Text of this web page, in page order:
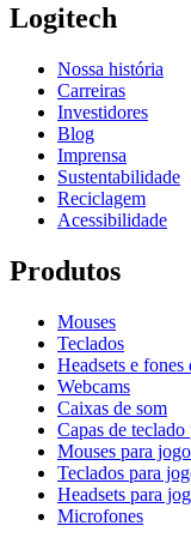
Logitech
Nossa história
Carreiras
Investidores
Blog
Imprensa
Sustentabilidade
Reciclagem
Acessibilidade
Produtos
Mouses
Teclados
Headsets e
Webcams
Caixas de som
Capas de teclado
Mouses para
Teclados para
Headsets para
Microfones